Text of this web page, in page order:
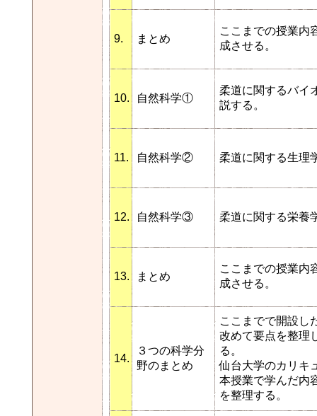
9. まとめ
ここまでの授業内
成させる。
10. 自然科学①
柔道に関するバイ
説する。
11. 自然科学② 柔道に関する生理
12. 自然科学③ 柔道に関する栄養
13. まとめ
ここまでの授業内
成させる。
14.
３つの科学分
野のまとめ
ここまでで開設し
改めて要点を整理
る。
仙台大学のカリキ
本授業で学んだ内
を整理する。